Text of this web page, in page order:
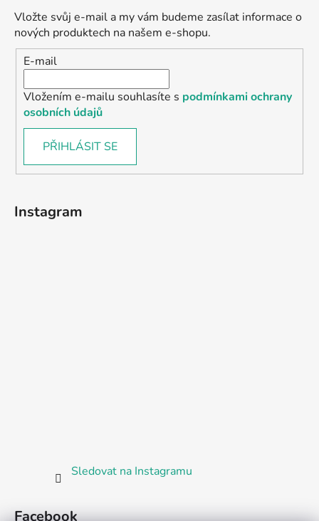
Vložte svůj e-mail a my vám budeme zasílat informace o
nových produktech na našem e-shopu.
E-mail
Vložením e-mailu souhlasíte s podmínkami ochrany
osobních údajů
PŘIHLÁSIT SE
Instagram
Sledovat na Instagramu
Facebook